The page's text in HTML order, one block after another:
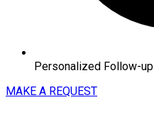
Personalized Follow-up
MAKE A REQUEST